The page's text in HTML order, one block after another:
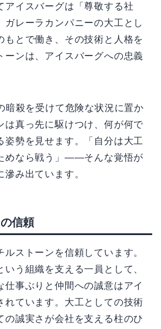
アイスバーグは「尊敬する社
ガレーラカンパニーの大工とし
もとで働き、その技術と人格を
ーンは、アイスバーグへの忠義
暗殺を受けて危険な状況に置か
は真っ先に駆けつけ、何が何で
姿勢を見せます。「自分は大工
めなら戦う」——そんな覚悟が
み出ています。
信頼
ストーンを信頼しています。
いう組織を支える一員として、
仕事ぶりと仲間への誠意はアイ
れています。大工としての技術
の誠実さが会社を支える柱のひ